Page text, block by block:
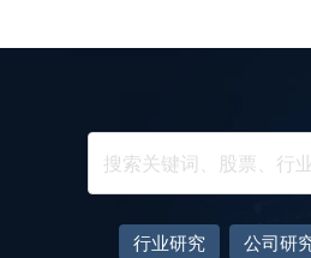
行业研究 公司研